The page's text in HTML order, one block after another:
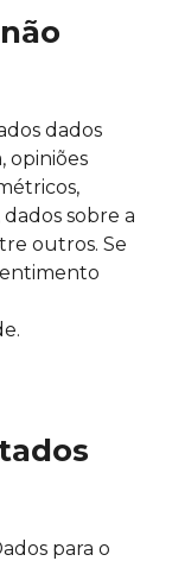
dados
opiniões
sobre a
outros. Se
para o